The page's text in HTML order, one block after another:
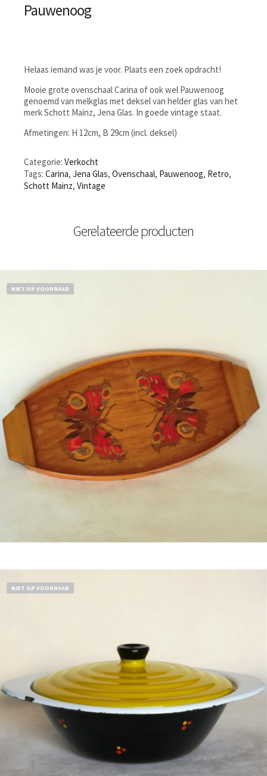
Pauwenoog
Helaas iemand was je voor. Plaats een zoek opdracht!
Mooie grote ovenschaal Carina of ook wel Pauwenoog
genoemd van melkglas met deksel van helder glas van het
merk Schott Mainz, Jena Glas. In goede vintage staat.
Afmetingen: H 12cm, B 29cm (incl. deksel)
Categorie: Verkocht
Tags: Carina, Jena Glas, Ovenschaal, Pauwenoog, Retro,
Schott Mainz, Vintage
Gerelateerde producten
NIET OP VOORRAAD
NIET OP VOORRAAD